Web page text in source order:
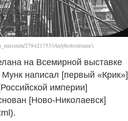
2784217533/in/photostream/).
на Всемирной выставке
написал [первый «Крик»]
империи]
[Ново-Николаевск]